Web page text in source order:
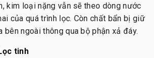
kim loại nặng vẫn sẽ theo dòng nước
của quá trình lọc. Còn chất bẩn bị giữ
ngoài thông qua bộ phận xả đáy.
tinh